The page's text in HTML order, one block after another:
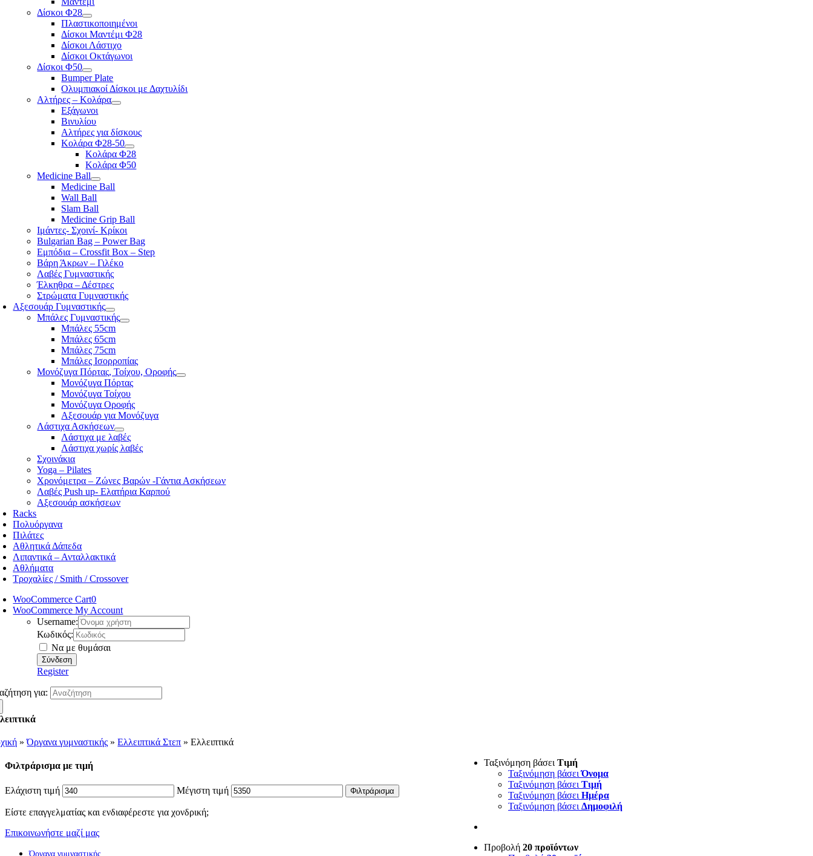
Δίσκοι Φ28
Πλαστικοποιημένοι
Δίσκοι Μαντέμι Φ28
Δίσκοι Λάστιχο
Δίσκοι Οκτάγωνοι
Δίσκοι Φ50
Bumper Plate
Ολυμπιακοί Δίσκοι με Δαχτυλίδι
Αλτήρες – Κολάρα
Εξάγωνοι
Βινυλίου
Αλτήρες για δίσκους
Κολάρα Φ28-50
Κολάρα Φ28
Κολάρα Φ50
Medicine Ball
Medicine Ball
Wall Ball
Slam Ball
Medicine Grip Ball
Ιμάντες- Σχοινί- Κρίκοι
Bulgarian Bag – Power Bag
Εμπόδια – Crossfit Box – Step
Βάρη Άκρων – Γιλέκο
Λαβές Γυμναστικής
Έλκηθρα – Δέστρες
Στρώματα Γυμναστικής
Αξεσουάρ Γυμναστικής
Μπάλες Γυμναστικής
Μπάλες 55cm
Μπάλες 65cm
Μπάλες 75cm
Μπάλες Ισορροπίας
Μονόζυγα Πόρτας, Τοίχου, Οροφής
Μονόζυγα Πόρτας
Μονόζυγα Τοίχου
Μονόζυγα Οροφής
Αξεσουάρ για Μονόζυγα
Λάστιχα Ασκήσεων
Λάστιχα με λαβές
Λάστιχα χωρίς λαβές
Σχοινάκια
Yoga – Pilates
Χρονόμετρα – Ζώνες Βαρών -Γάντια Ασκήσεων
Λαβές Push up- Ελατήρια Καρπού
Αξεσουάρ ασκήσεων
Racks
Πολυόργανα
Πιλάτες
Αθλητικά Δάπεδα
Λιπαντικά – Ανταλλακτικά
Αθλήματα
Τροχαλίες / Smith / Crossover
WooCommerce Cart0
WooCommerce My Account
Username:
Κωδικός:
Να με θυμάσαι
Register
για:
»Όργανα γυμναστικής »Ελλειπτικά Στεπ »Ελλειπτικά
Ταξινόμηση βάσει Τιμή
Ταξινόμηση βάσειΌνομα
Ταξινόμηση βάσει Τιμή
Ταξινόμηση βάσει Ημέρα
Ταξινόμηση βάσει Δημοφιλή
Προβολή 20 προϊόντων
Φιλτράρισμα με τιμή
Ελάχιστη τιμή Μέγιστη τιμή Φιλτράρισμα
Είστε επαγγελματίας και ενδιαφέρεστε για χονδρική;
Επικοινωνήστε μαζί μας
Όργανα γυμναστικής